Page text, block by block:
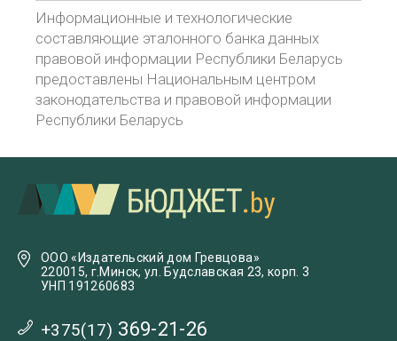
Информационные и технологические
составляющие эталонного банка данных
правовой информации Республики Беларусь
предоставлены Национальным центром
законодательства и правовой информации
Республики Беларусь
ООО «Издательский дом Гревцова»
220015, г.Минск, ул. Будславская 23, корп. 3
УНП 191260683
+375(17) 369-21-26